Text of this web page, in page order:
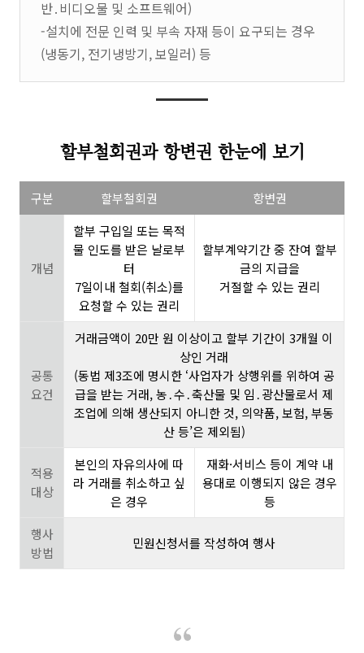
반․비디오물 및 소프트웨어)
-설치에 전문 인력 및 부속 자재 등이 요구되는 경우
(냉동기, 전기냉방기, 보일러) 등
할부철회권과 항변권 한눈에 보기
구분 할부철회권 항변권
개념
할부 구입일 또는 목적
물 인도를 받은 날로부
터
7일이내 철회(취소)를
요청할 수 있는 권리
할부계약기간 중 잔여 할부
금의 지급을
거절할 수 있는 권리
공통
요건
거래금액이 20만 원 이상이고 할부 기간이 3개월 이
상인 거래
(동법 제3조에 명시한 ‘사업자가 상행위를 위하여 공
급을 받는 거래, 농․수․축산물 및 임․광산물로서 제
조업에 의해 생산되지 아니한 것, 의약품, 보험, 부동
산 등’은 제외됨)
적용
대상
본인의 자유의사에 따
라 거래를 취소하고 싶
은 경우
재화·서비스 등이 계약 내
용대로 이행되지 않은 경우
등
행사
방법
민원신청서를 작성하여 행사